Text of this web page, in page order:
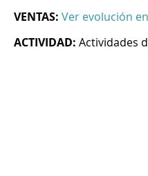
VENTAS: Ver evolución
ACTIVIDAD: Actividades